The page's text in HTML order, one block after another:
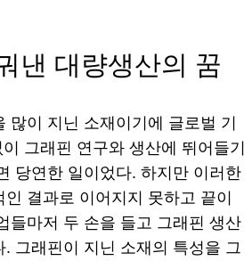
낸 대량생산의 꿈
많이 지닌 소재이기에 글로벌 기
그래핀 연구와 생산에 뛰어들기
당연한 일이었다. 하지만 이러한
결과로 이어지지 못하고 끝이
들마저 두 손을 들고 그래핀 생산
그래핀이 지닌 소재의 특성을 그